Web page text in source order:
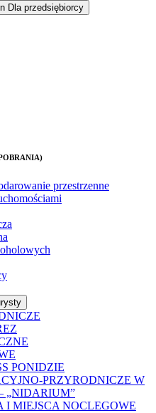
Dla przedsiębiorcy
przestrzenne
PONIDZIE
PRZYRODNICZE W
„NIDARIUM”
MIEJSCA NOCLEGOWE